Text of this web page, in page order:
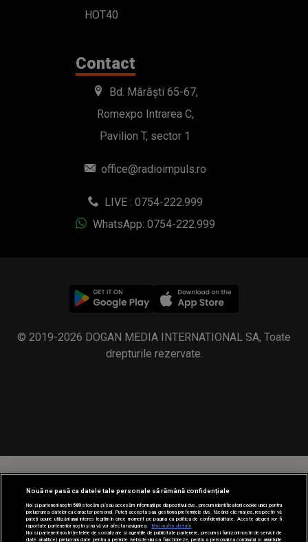
HOT40
Contact
Bd. Mărăști 65-67,
Romexpo Intrarea C,
Pavilion T, sector 1
office@radioimpuls.ro
LIVE : 0754-222.999
WhatsApp: 0754-222.999
© 2019-2026 DOGAN MEDIA INTERNATIONAL SA, Toate
drepturile rezervate.
Nouă ne pasă ca datele tale personale să rămână confidențiale
Noi și partenerii noștri589stocăm și/sau accesăm informații pe dispozitivul dvs., precum identificatorii cookie unici pentru
prelucrarea datelor cu caracter personal. Puteți accepta sau gestiona preferințele dvs. făcând clic mai jos, respectiv vă
puteți opune utilizării unui interes legitim în orice moment pe pagina cu politica de confidențialitate. Aceste alegeri vor fi
raportate partenerilor noștri și nu vă vor afecta navigarea.
Mai multe detalii
Noi si partenerii nostri (retelele de socializare si agentiile de publicitate partenere, precum si furnizorii nostri de servicii de
date analitice) prelucram date pentru a permite website-ului sa functioneze, pentru a personaliza continutul si anunturile